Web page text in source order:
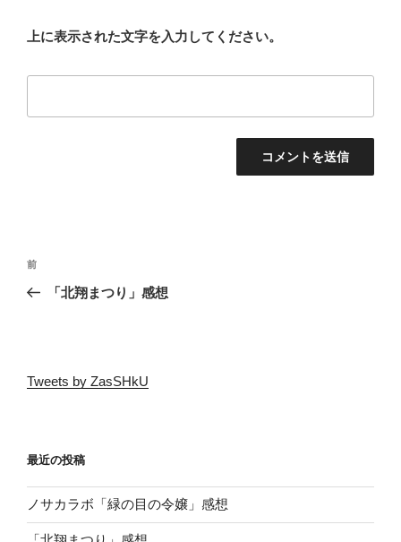
上に表示された文字を入力してください。
投
ー
ン
前
の
前
「北翔まつり」感想
Tweets by ZasSHkU
最近の投稿
ノサカラボ「緑の目の令嬢」感想